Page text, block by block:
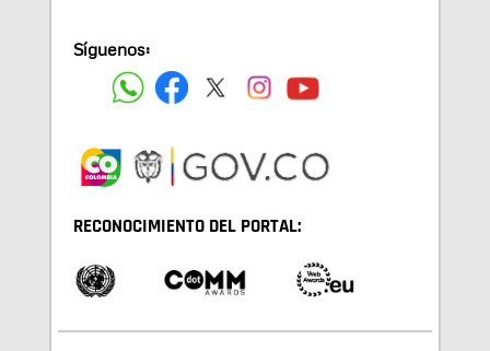
Síguenos:
RECONOCIMIENTO DEL PORTAL: